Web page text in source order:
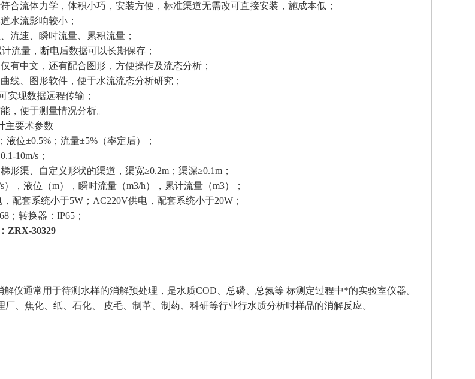
合流体力学，体积小巧，安装方便，标准渠道无需改可直接安装，施成本低；
水流影响较小；
流速、瞬时流量、累积流量；
流量，断电后数据可以长期保存；
有中文，还有配合图形，方便操作及流态分析；
线、图形软件，便于水流流态分析研究；
实现数据远程传输；
，便于测量情况分析。
主要术参数
液位±0.5%；流量±5%（率定后）；
10m/s；
形渠、自定义形状的渠道，渠宽≥0.2m；渠深≥0.1m；
，液位（m），瞬时流量（m3/h），累计流量（m3）；
配套系统小于5W；AC220V供电，配套系统小于20W；
；转换器：IP65；
ZRX-30329
解仪通常用于待测水样的消解预处理，是水质COD、总磷、总氮等 标测定过程中*的实验室仪器。
厂、焦化、纸、石化、 皮毛、制革、制药、科研等行业行水质分析时样品的消解反应。